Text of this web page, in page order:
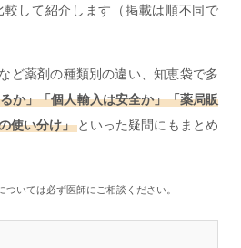
較して紹介します（掲載は順不同で
ど薬剤の種類別の違い、知恵袋で多
か」「個人輸入は安全か」「薬局販
使い分け」といった疑問にもまとめ
いては必ず医師にご相談ください。